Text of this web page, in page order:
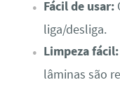
Fácil de usar:
liga/desliga.
Limpeza fácil:
lâminas são